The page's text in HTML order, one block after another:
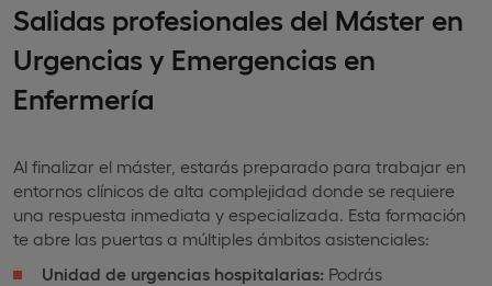
Salidas profesionales del Máster en
Urgencias y Emergencias en
Enfermería
Al finalizar el máster, estarás preparado para trabajar en
entornos clínicos de alta complejidad donde se requiere
una respuesta inmediata y especializada. Esta formación
te abre las puertas a múltiples ámbitos asistenciales:
Unidad de urgencias hospitalarias: Podrás